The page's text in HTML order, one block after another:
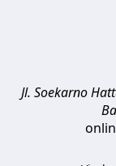
Jl. Soekarno